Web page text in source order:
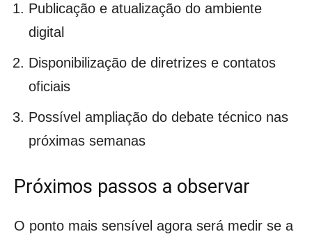
Publicação e atualização do ambiente
digital
Disponibilização de diretrizes e contatos
oficiais
Possível ampliação do debate técnico nas
próximas semanas
Próximos passos a observar
O ponto mais sensível agora será medir se a